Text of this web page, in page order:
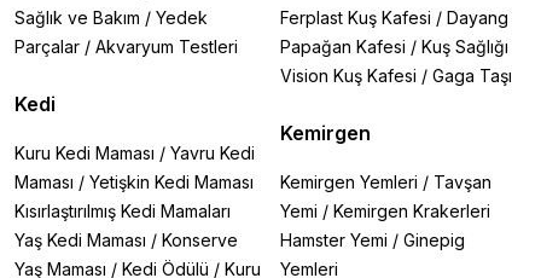
Sağlık ve Bakım / Yedek
Parçalar / Akvaryum Testleri
Kedi
Kuru Kedi Maması / Yavru Kedi
Maması / Yetişkin Kedi Maması
Kısırlaştırılmış Kedi Mamaları
Yaş Kedi Maması / Konserve
Yaş Maması / Kedi Ödülü / Kuru
Ferplast Kuş Kafesi / Dayang
Papağan Kafesi / Kuş Sağlığı
Vision Kuş Kafesi / Gaga Taşı
Kemirgen
Kemirgen Yemleri / Tavşan
Yemi / Kemirgen Krakerleri
Hamster Yemi / Ginepig
Yemleri